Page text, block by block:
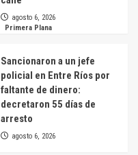
agosto 6, 2026
Primera Plana
Sancionaron a un jefe
policial en Entre Ríos por
faltante de dinero:
decretaron 55 días de
arresto
agosto 6, 2026